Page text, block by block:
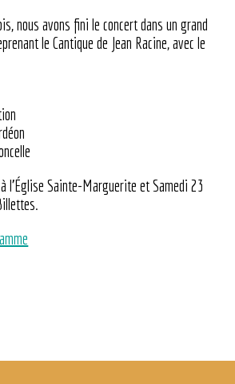
nous avons fini le concert dans un grand
le Cantique de Jean Racine, avec le
l’Église Sainte-Marguerite et Samedi 23